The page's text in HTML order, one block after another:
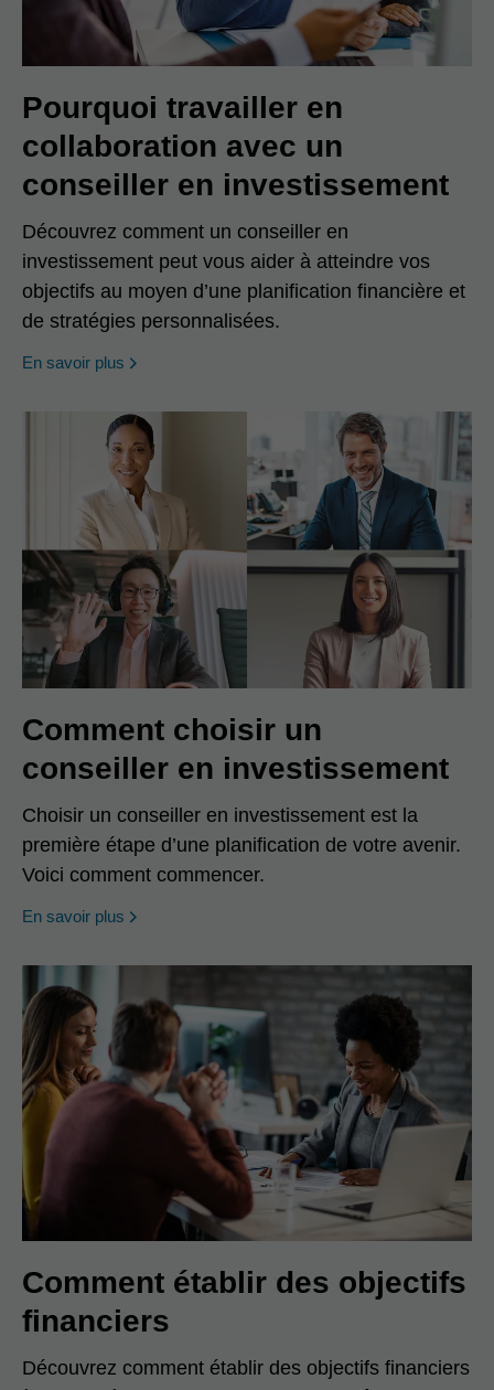
Pourquoi travailler en
collaboration avec un
conseiller en investissement
Découvrez comment un conseiller en
investissement peut vous aider à atteindre vos
objectifs au moyen d’une planification financière et
de stratégies personnalisées.
En savoir plus
Comment choisir un
conseiller en investissement
Choisir un conseiller en investissement est la
première étape d’une planification de votre avenir.
Voici comment commencer.
En savoir plus
Comment établir des objectifs
financiers
Découvrez comment établir des objectifs financiers